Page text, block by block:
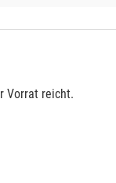
Vorrat reicht.